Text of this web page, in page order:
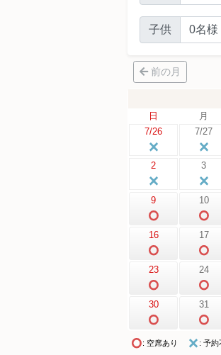
子供
前の月
日 月
7/26
7/27
2 3
9 10
16 17
23 24
30 31
: 空席あり : 予約